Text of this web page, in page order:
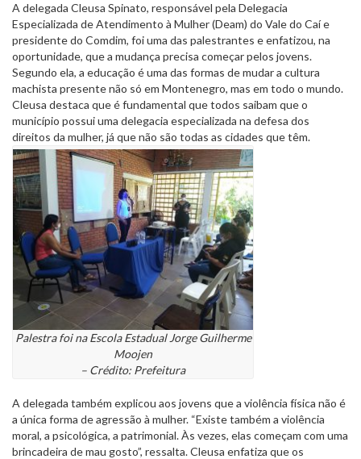
A delegada Cleusa Spinato, responsável pela Delegacia
Especializada de Atendimento à Mulher (Deam) do Vale do Caí e
presidente do Comdim, foi uma das palestrantes e enfatizou, na
oportunidade, que a mudança precisa começar pelos jovens.
Segundo ela, a educação é uma das formas de mudar a cultura
machista presente não só em Montenegro, mas em todo o mundo.
Cleusa destaca que é fundamental que todos saibam que o
município possui uma delegacia especializada na defesa dos
direitos da mulher, já que não são todas as cidades que têm.
Palestra foi na Escola Estadual Jorge Guilherme
Moojen
– Crédito: Prefeitura
A delegada também explicou aos jovens que a violência física não é
a única forma de agressão à mulher. “Existe também a violência
moral, a psicológica, a patrimonial. Às vezes, elas começam com uma
brincadeira de mau gosto”, ressalta. Cleusa enfatiza que os